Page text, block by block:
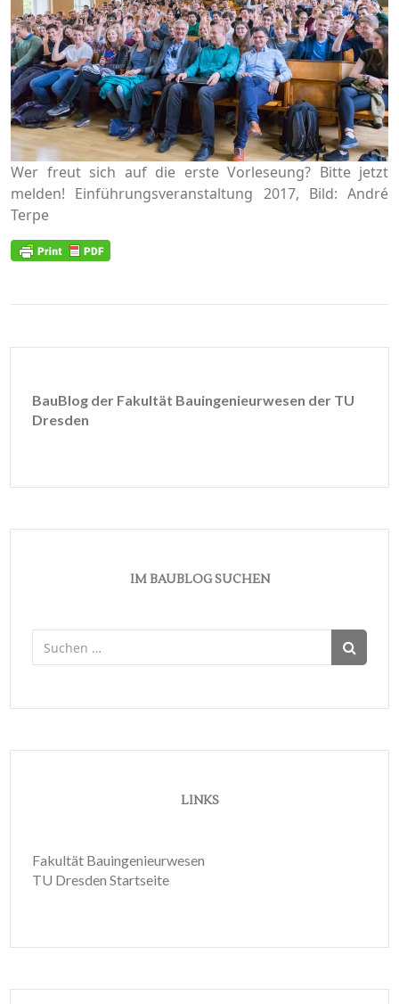
Wer freut sich auf die erste Vorleseung? Bitte jetzt
melden! Einführungsveranstaltung 2017, Bild: André
Terpe
BauBlog der Fakultät Bauingenieurwesen der TU
Dresden
IM BAUBLOG SUCHEN
nach:
LINKS
Fakultät Bauingenieurwesen
TU Dresden Startseite